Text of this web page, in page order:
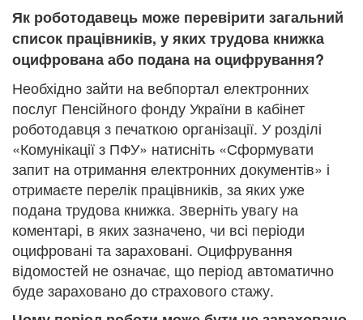
Як роботодавець може перевірити загальний
список працівників, у яких трудова книжка
оцифрована або подана на оцифрування?
Необхідно зайти на вебпортал електронних
послуг Пенсійного фонду України в кабінет
роботодавця з печаткою організації. У розділі
«Комунікації з ПФУ» натисніть «Сформувати
запит на отримання електронних документів» і
отримаєте перелік працівників, за яких уже
подана трудова книжка. Зверніть увагу на
коментарі, в яких зазначено, чи всі періоди
оцифровані та зараховані. Оцифрування
відомостей не означає, що період автоматично
буде зараховано до страхового стажу.